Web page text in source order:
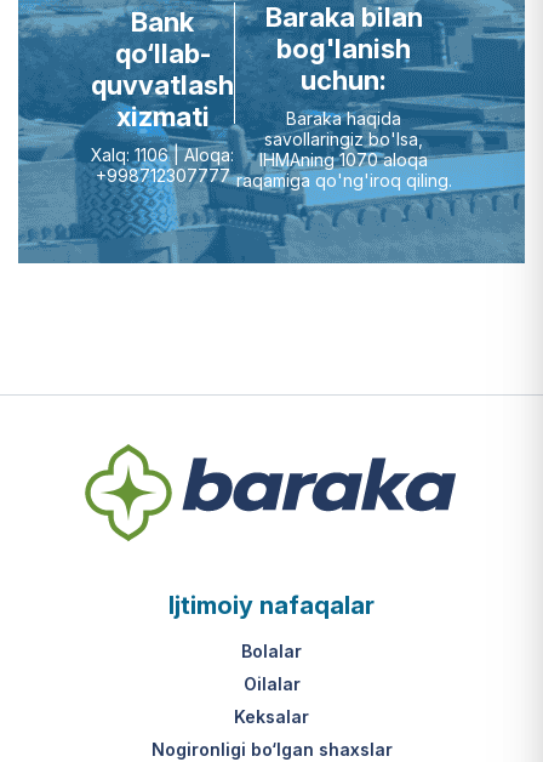
Bank
qo‘llab-
quvvatlash
xizmati
Xalq: 1106 | Aloqa:
+998712307777
Baraka bilan
bog'lanish
uchun:
Baraka haqida
savollaringiz bo'lsa,
IHMAning 1070 aloqa
raqamiga qo'ng'iroq qiling.
Ijtimoiy nafaqalar
Bolalar
Oilalar
Keksalar
Nogironligi bo‘lgan shaxslar